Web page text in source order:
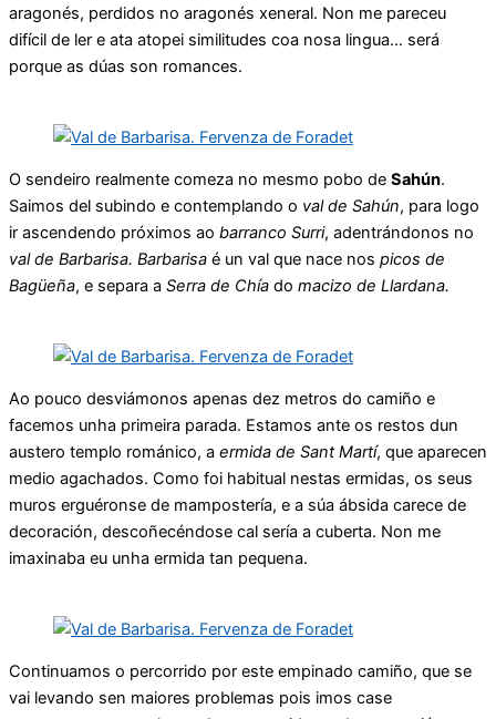
aragonés, perdidos no aragonés xeneral. Non me pareceu
difícil de ler e ata atopei similitudes coa nosa lingua… será
porque as dúas son romances.
O sendeiro realmente comeza no mesmo pobo de Sahún.
Saimos del subindo e contemplando o val de Sahún, para logo
ir ascendendo próximos ao barranco Surri, adentrándonos no
val de Barbarisa. Barbarisa é un val que nace nos picos de
Bagüeña, e separa a Serra de Chía do macizo de Llardana.
Ao pouco desviámonos apenas dez metros do camiño e
facemos unha primeira parada. Estamos ante os restos dun
austero templo románico, a ermida de Sant Martí, que aparecen
medio agachados. Como foi habitual nestas ermidas, os seus
muros erguéronse de mampostería, e a súa ábsida carece de
decoración, descoñecéndose cal sería a cuberta. Non me
imaxinaba eu unha ermida tan pequena.
Continuamos o percorrido por este empinado camiño, que se
vai levando sen maiores problemas pois imos case